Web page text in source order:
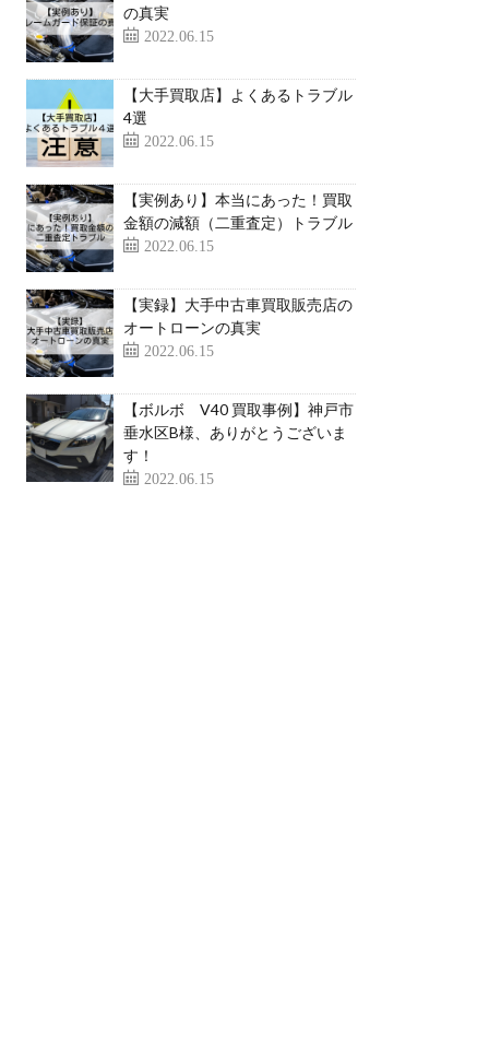
の真実
2022.06.15
【大手買取店】よくあるトラブル
4選
2022.06.15
【実例あり】本当にあった！買取
金額の減額（二重査定）トラブル
2022.06.15
【実録】大手中古車買取販売店の
オートローンの真実
2022.06.15
【ボルボ V40 買取事例】神戸市
垂水区B様、ありがとうございま
す！
2022.06.15